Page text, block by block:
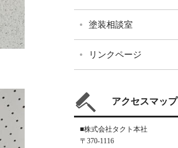
塗装相談室
リンクページ
アクセスマップ
■株式会社タクト本社
〒370-1116